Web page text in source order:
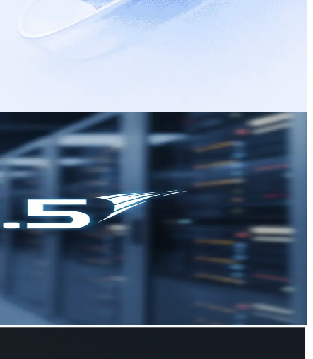
งเพดาน max_output_tokens ตามกรณีใช้งาน - เปิดสตรีม
benchmarks เดิมของ 3.7 แล้วรันเทียบบน 3.8 - ตรวจ
วางตำแหน่งสำหรับยุคที่บริษัทเรียกว่า "agentic AI". การ
วจากผู้จำหน่ายฮาร์ดแวร์และคลาวด์. CometAPI เป็นทาง
องรับ GPU แบบ Day-0 สำหรับโมเดลนี้บนสายผลิตภัณฑ์
อ้างอิงสำหรับการเปรียบเทียบทั้งด้านการทดสอบมาตรฐาน